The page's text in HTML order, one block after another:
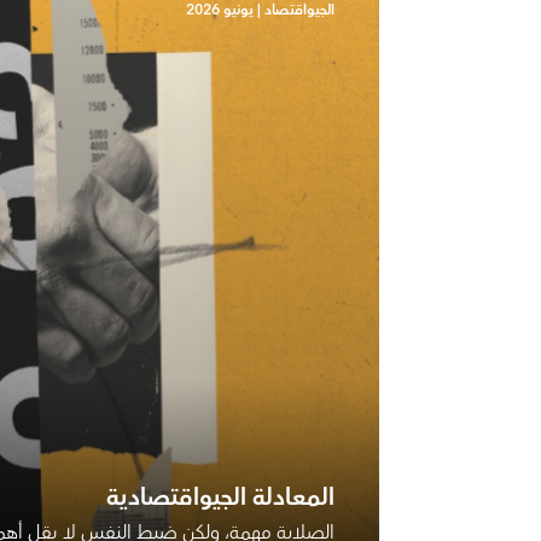
الجيواقتصاد|يونيو 2026
المعادلة الجيواقتصادية
الصلابة مهمة، ولكن ضبط النفس لا يقل